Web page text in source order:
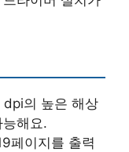
의 높은 해상
해요.
페이지를 출력